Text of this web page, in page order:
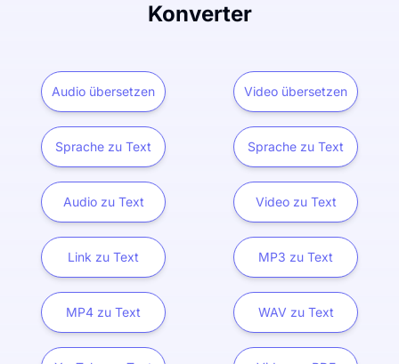
Konverter
Audio übersetzen Video übersetzen
Sprache zu Text Sprache zu Text
Audio zu Text Video zu Text
Link zu Text MP3 zu Text
MP4 zu Text WAV zu Text